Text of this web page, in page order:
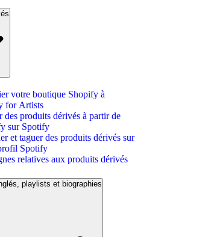
votre boutique Shopify à
for Artists
des produits dérivés à partir de
sur Spotify
et taguer des produits dérivés sur
Spotify
relatives aux produits dérivés
playlists et biographies